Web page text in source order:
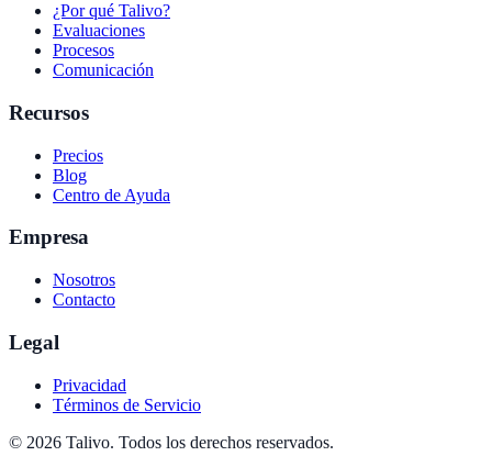
¿Por qué Talivo?
Evaluaciones
Procesos
Comunicación
Recursos
Precios
Blog
Centro de Ayuda
Empresa
Nosotros
Contacto
Legal
Privacidad
Términos de Servicio
© 2026 Talivo. Todos los derechos reservados.